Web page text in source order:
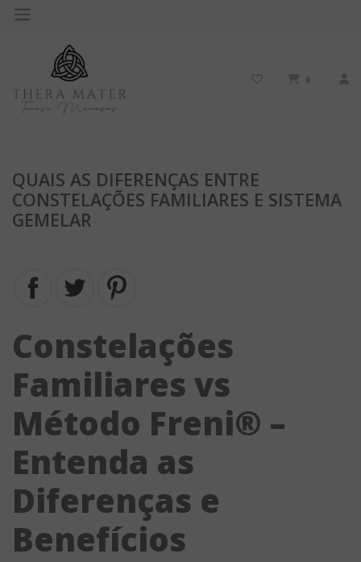
0
QUAIS AS DIFERENÇAS ENTRE
CONSTELAÇÕES FAMILIARES E SISTEMA
GEMELAR
Constelações
Familiares vs
Método Freni® –
Entenda as
Diferenças e
Benefícios